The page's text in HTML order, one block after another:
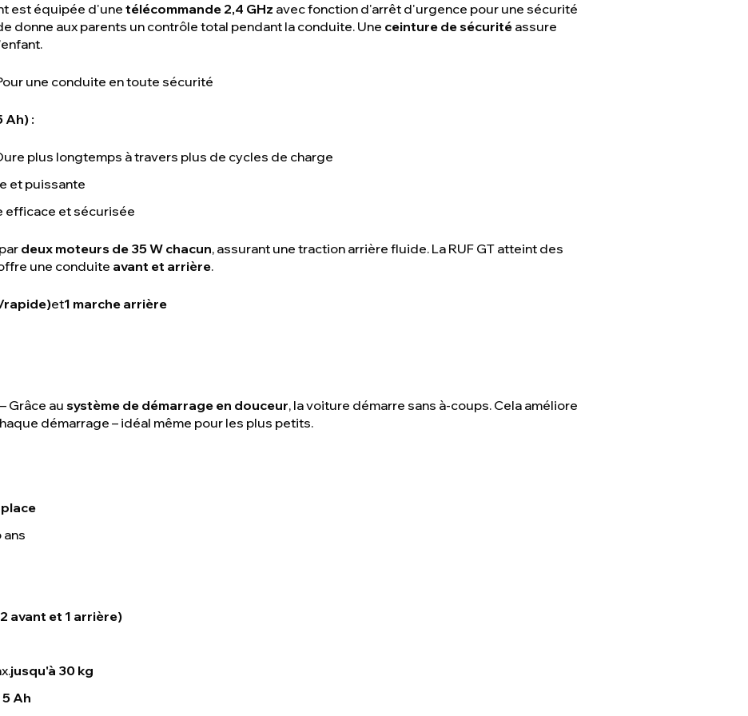
est équipée d'une télécommande 2,4 GHz avec fonction d'arrêt d'urgence pour une sécurité
donne aux parents un contrôle total pendant la conduite. Une ceinture de sécurité assure
une conduite en toute sécurité
Ah) :
plus longtemps à travers plus de cycles de charge
et puissante
efficace et sécurisée
deux moteurs de 35 W chacun, assurant une traction arrière fluide. La RUF GT atteint des
une conduite avant et arrière.
rapide)et1 marche arrière
– Grâce au système de démarrage en douceur, la voiture démarre sans à-coups. Cela améliore
démarrage – idéal même pour les plus petits.
ans
avant et 1 arrière)
jusqu'à 30 kg
Ah